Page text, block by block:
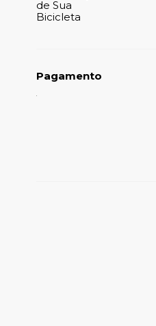
de Sua
Bicicleta
Pagamento